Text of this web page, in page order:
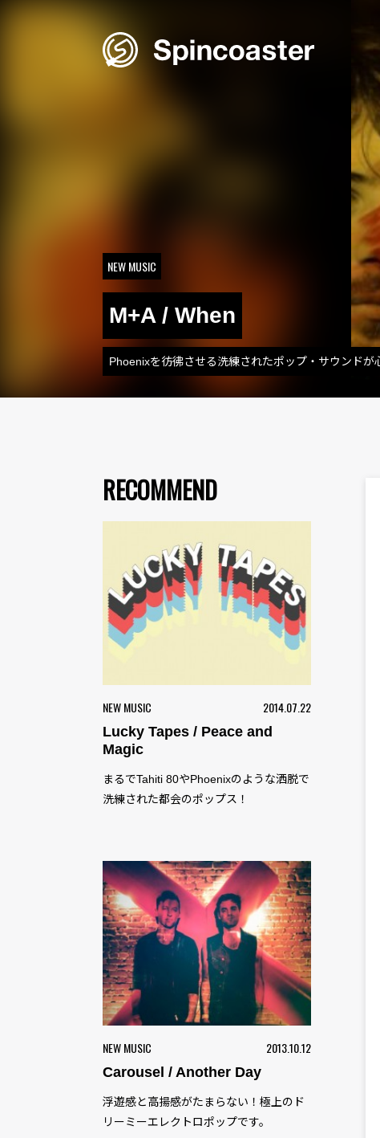
Skip
NEW MUSIC
M+A / When
Phoenixを彷彿させる洗練されたポップ・サウンドが
RECOMMEND
NEW MUSIC 2014.07.22
Lucky Tapes / Peace and
Magic
まるでTahiti 80やPhoenixのような洒脱で
洗練された都会のポップス！
NEW MUSIC 2013.10.12
Carousel / Another Day
浮遊感と高揚感がたまらない！極上のド
リーミーエレクトロポップです。